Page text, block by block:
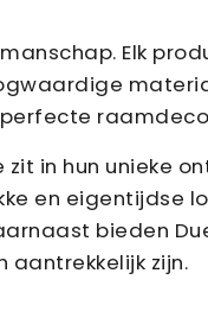
Elk
in hun unieke
en eigentijdse
bieden
aantrekkelijk zijn.